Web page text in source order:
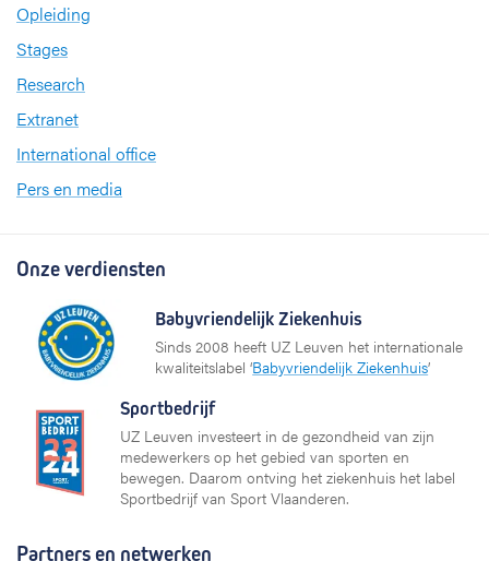
Opleiding
Stages
Research
Extranet
International office
Pers en media
Onze verdiensten
Babyvriendelijk Ziekenhuis
Sinds 2008 heeft UZ Leuven het internationale
kwaliteitslabel ‘Babyvriendelijk Ziekenhuis’
Sportbedrijf
UZ Leuven investeert in de gezondheid van zijn
medewerkers op het gebied van sporten en
bewegen. Daarom ontving het ziekenhuis het label
Sportbedrijf van Sport Vlaanderen.
Partners en netwerken